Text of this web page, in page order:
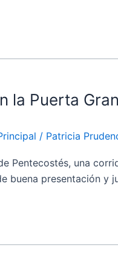
la Puerta
/ Patricia
Pentecostés, una
buena presentación